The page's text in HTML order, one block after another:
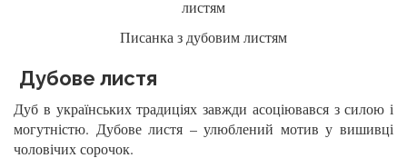
Писанка з дубовим листям
Дубове листя
Дуб в українських традиціях завжди асоціювався з силою і
могутністю. Дубове листя – улюблений мотив у вишивці
чоловічих сорочок.